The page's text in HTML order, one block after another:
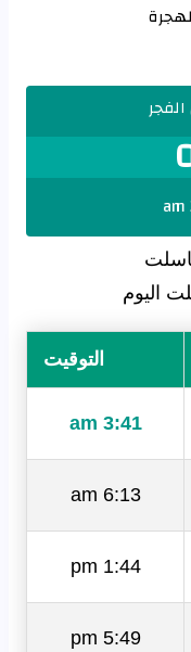
اليوم
التوقيت
3:41 am
6:13 am
1:44 pm
5:49 pm